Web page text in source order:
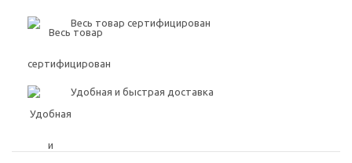
Весь товар сертифицирован
Удобная и быстрая доставка